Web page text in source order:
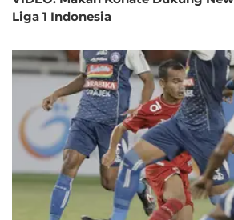
Liga 1 Indonesia